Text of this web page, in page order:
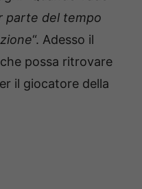
parte del tempo
“. Adesso il
possa ritrovare
il giocatore della